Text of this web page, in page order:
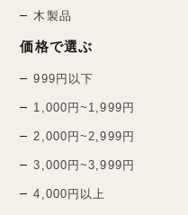
木製品
価格で選ぶ
999円以下
1,000円~1,999円
2,000円~2,999円
3,000円~3,999円
4,000円以上